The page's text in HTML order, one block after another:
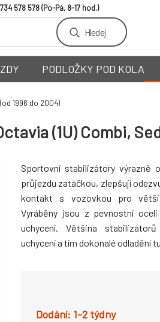
578 578
Hledej
PODLOŽKY POD KOLA
1996 do 2004)
(1U) Combi,
Sportovní stabilizátory výrazně
průjezdu zatáčkou, zlepšují
kontakt s vozovkou pro
Vyráběny jsou z pevnostní
uchycení. Většina
uchycení a tím dokonalé odladění
1-2 týdny